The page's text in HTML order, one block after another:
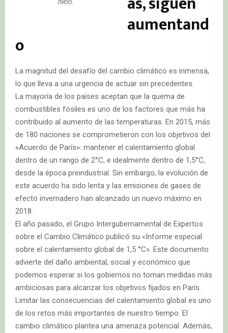
aumentand
o
La magnitud del desafío del cambio climático es inmensa,
lo que lleva a una urgencia de actuar sin precedentes.
La mayoría de los países aceptan que la quema de
combustibles fósiles es uno de los factores que más ha
contribuido al aumento de las temperaturas. En 2015, más
de 180 naciones se comprometieron con los objetivos del
«Acuerdo de París»: mantener el calentamiento global
dentro de un rango de 2°C, e idealmente dentro de 1,5°C,
desde la época preindustrial. Sin embargo, la evolución de
este acuerdo ha sido lenta y las emisiones de gases de
efecto invernadero han alcanzado un nuevo máximo en
2018.
El año pasado, el Grupo Intergubernamental de Expertos
sobre el Cambio Climático publicó su «Informe especial
sobre el calentamiento global de 1,5 °C». Este documento
advierte del daño ambiental, social y económico que
podemos esperar si los gobiernos no toman medidas más
ambiciosas para alcanzar los objetivos fijados en París.
Limitar las consecuencias del calentamiento global es uno
de los retos más importantes de nuestro tiempo. El
cambio climático plantea una amenaza potencial. Además,